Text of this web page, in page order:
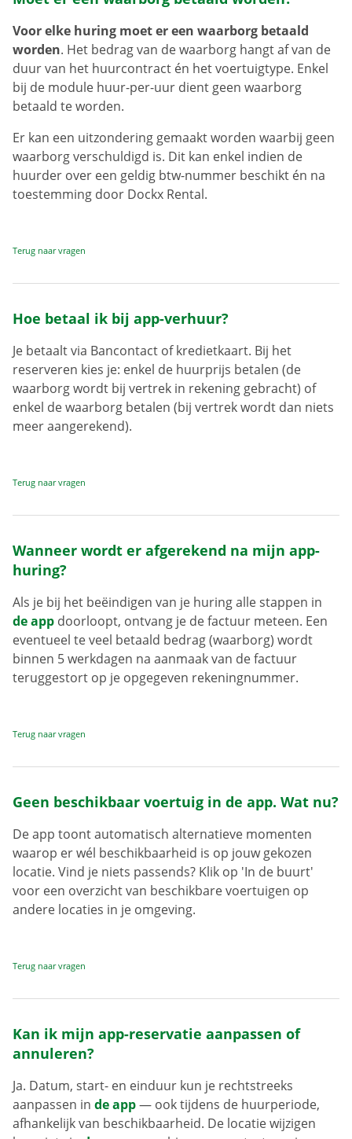
Voor elke huring moet er een waarborg betaald
worden. Het bedrag van de waarborg hangt af van de
duur van het huurcontract én het voertuigtype. Enkel
bij de module huur-per-uur dient geen waarborg
betaald te worden.
Er kan een uitzondering gemaakt worden waarbij geen
waarborg verschuldigd is. Dit kan enkel indien de
huurder over een geldig btw-nummer beschikt én na
toestemming door Dockx Rental.
Terug naar vragen
Hoe betaal ik bij app-verhuur?
Je betaalt via Bancontact of kredietkaart. Bij het
reserveren kies je: enkel de huurprijs betalen (de
waarborg wordt bij vertrek in rekening gebracht) of
enkel de waarborg betalen (bij vertrek wordt dan niets
meer aangerekend).
Terug naar vragen
Wanneer wordt er afgerekend na mijn app-
huring?
Als je bij het beëindigen van je huring alle stappen in
de app doorloopt, ontvang je de factuur meteen. Een
eventueel te veel betaald bedrag (waarborg) wordt
binnen 5 werkdagen na aanmaak van de factuur
teruggestort op je opgegeven rekeningnummer.
Terug naar vragen
Geen beschikbaar voertuig in de app. Wat nu?
De app toont automatisch alternatieve momenten
waarop er wél beschikbaarheid is op jouw gekozen
locatie. Vind je niets passends? Klik op 'In de buurt'
voor een overzicht van beschikbare voertuigen op
andere locaties in je omgeving.
Terug naar vragen
Kan ik mijn app-reservatie aanpassen of
annuleren?
Ja. Datum, start- en einduur kun je rechtstreeks
aanpassen in de app— ook tijdens de huurperiode,
afhankelijk van beschikbaarheid. De locatie wijzigen